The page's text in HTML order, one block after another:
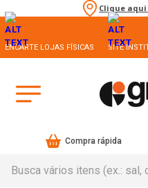
Clique aqui
ENCARTE LOJAS FÍSICAS SITE
Compra rápida